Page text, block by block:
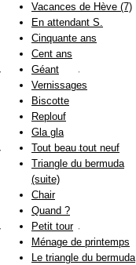
Vacances de Hève (7)
En attendant S.
Cinquante ans
Cent ans
Géant
Vernissages
Biscotte
Replouf
Gla gla
Tout beau tout neuf
Triangle du bermuda
(suite)
Chair
Quand ?
Petit tour
Ménage de printemps
Le triangle du bermuda